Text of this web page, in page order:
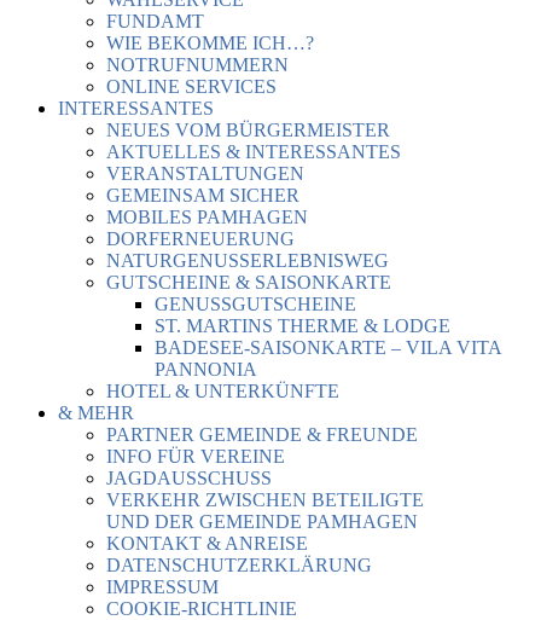
FUNDAMT
WIE BEKOMME ICH…?
NOTRUFNUMMERN
ONLINE SERVICES
INTERESSANTES
NEUES VOM BÜRGERMEISTER
AKTUELLES & INTERESSANTES
VERANSTALTUNGEN
GEMEINSAM SICHER
MOBILES PAMHAGEN
DORFERNEUERUNG
NATURGENUSSERLEBNISWEG
GUTSCHEINE & SAISONKARTE
GENUSSGUTSCHEINE
ST. MARTINS THERME & LODGE
BADESEE-SAISONKARTE – VILA VITA
PANNONIA
HOTEL & UNTERKÜNFTE
& MEHR
PARTNER GEMEINDE & FREUNDE
INFO FÜR VEREINE
JAGDAUSSCHUSS
VERKEHR ZWISCHEN BETEILIGTE
UND DER GEMEINDE PAMHAGEN
KONTAKT & ANREISE
DATENSCHUTZERKLÄRUNG
IMPRESSUM
COOKIE-RICHTLINIE